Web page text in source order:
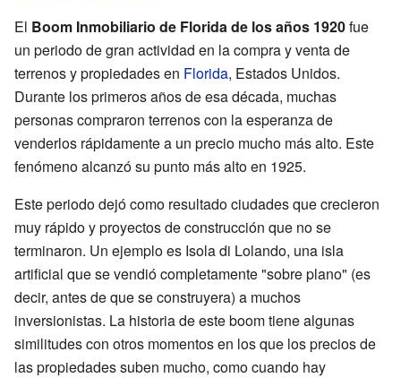
El Boom Inmobiliario de Florida de los años 1920fue
un periodo de gran actividad en la compra y venta de
terrenos y propiedades en Florida, Estados Unidos.
Durante los primeros años de esa década, muchas
personas compraron terrenos con la esperanza de
venderlos rápidamente a un precio mucho más alto. Este
fenómeno alcanzó su punto más alto en 1925.
Este periodo dejó como resultado ciudades que crecieron
muy rápido y proyectos de construcción que no se
terminaron. Un ejemplo es Isola di Lolando, una isla
artificial que se vendió completamente "sobre plano" (es
decir, antes de que se construyera) a muchos
inversionistas. La historia de este boom tiene algunas
similitudes con otros momentos en los que los precios de
las propiedades suben mucho, como cuando hay